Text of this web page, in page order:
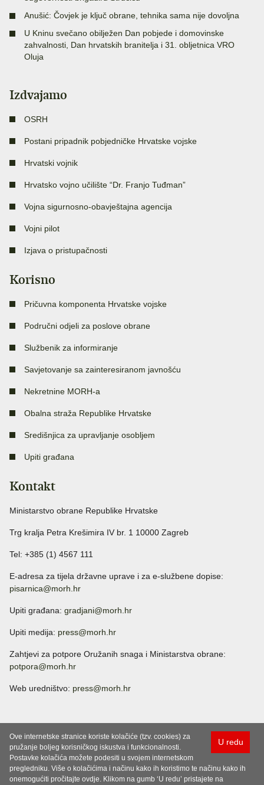
Anušić: Čovjek je ključ obrane, tehnika sama nije dovoljna
U Kninu svečano obilježen Dan pobjede i domovinske
zahvalnosti, Dan hrvatskih branitelja i 31. obljetnica VRO
Oluja
Izdvajamo
OSRH
Postani pripadnik pobjedničke Hrvatske vojske
Hrvatski vojnik
Hrvatsko vojno učilište “Dr. Franjo Tuđman”
Vojna sigurnosno-obavještajna agencija
Vojni pilot
Izjava o pristupačnosti
Korisno
Pričuvna komponenta Hrvatske vojske
Područni odjeli za poslove obrane
Službenik za informiranje
Savjetovanje sa zainteresiranom javnošću
Nekretnine MORH-a
Obalna straža Republike Hrvatske
Središnjica za upravljanje osobljem
Upiti građana
Kontakt
Ministarstvo obrane Republike Hrvatske
Trg kralja Petra Krešimira IV br. 1 10000 Zagreb
Tel: +385 (1) 4567 111
E-adresa za tijela državne uprave i za e-službene dopise:
pisarnica@morh.hr
Upiti građana: gradjani@morh.hr
Upiti medija: press@morh.hr
Zahtjevi za potpore Oružanih snaga i Ministarstva obrane:
potpora@morh.hr
Web uredništvo: press@morh.hr
U redu
Ove internetske stranice koriste kolačiće (tzv. cookies) za
pružanje boljeg korisničkog iskustva i funkcionalnosti.
Postavke kolačića možete podesiti u svojem internetskom
pregledniku. Više o kolačićima i načinu kako ih koristimo te načinu kako ih
onemogućiti pročitajte ovdje. Klikom na gumb ‘U redu’ pristajete na